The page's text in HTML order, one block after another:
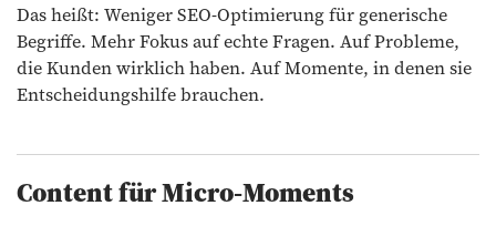
Das heißt: Weniger SEO-Optimierung für generische
Begriffe. Mehr Fokus auf echte Fragen. Auf Probleme,
die Kunden wirklich haben. Auf Momente, in denen sie
Entscheidungshilfe brauchen.
Content für Micro-Moments